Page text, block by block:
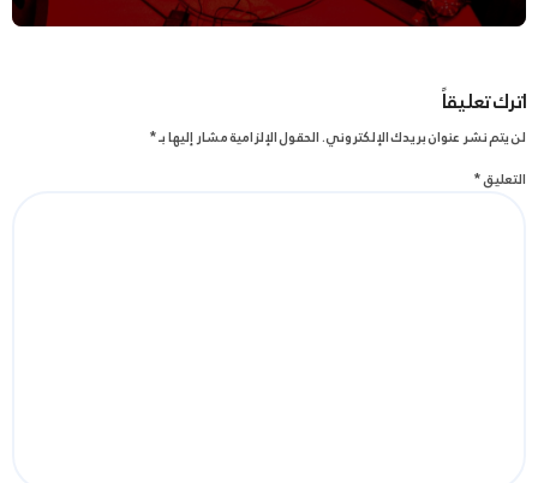
اترك تعليقاً
لن يتم نشر عنوان بريدك الإلكتروني.الحقول الإلزامية مشار إليها بـ*
التعليق*